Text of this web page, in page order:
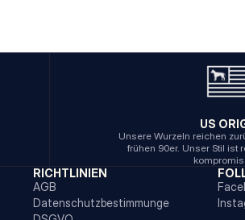
US
Unsere Wurzeln reichen
frühen 90er. Unser Stil ist
RICHTLINIEN
AGB
Datenschutzbestimmunge